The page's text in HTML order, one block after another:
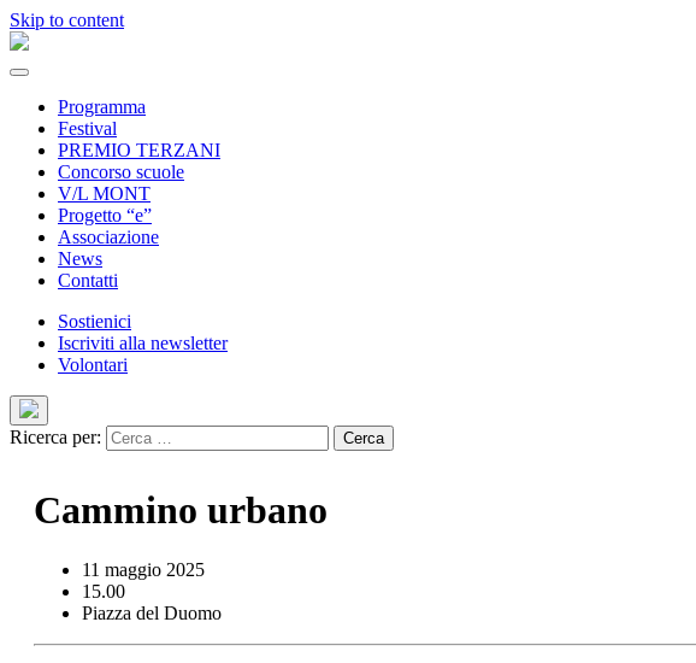
Skip to content
Programma
Festival
PREMIO TERZANI
Concorso scuole
V/L MONT
Progetto “e”
Associazione
News
Contatti
Sostienici
Iscriviti alla newsletter
Volontari
Ricerca per:
Cammino urbano
11 maggio 2025
15.00
Piazza del Duomo